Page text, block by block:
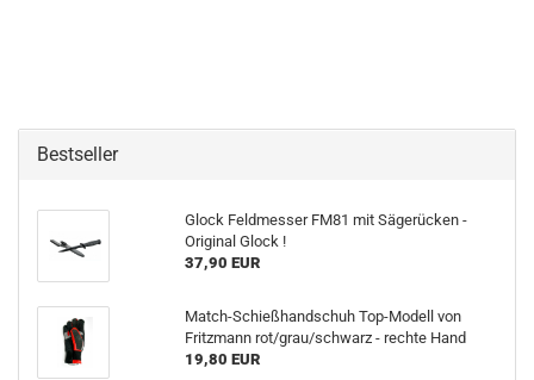
Bestseller
Glock Feldmesser FM81 mit Sägerücken -
Original Glock !
37,90 EUR
Match-Schießhandschuh Top-Modell von
Fritzmann rot/grau/schwarz - rechte Hand
19,80 EUR